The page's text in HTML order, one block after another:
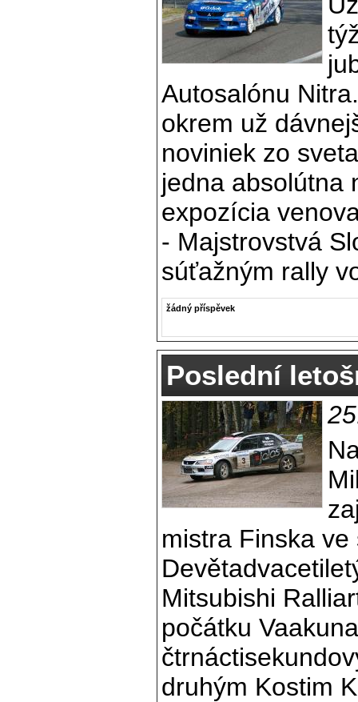
Autosalónu
okrem už
noviniek zo
jedna absolútna
expozícia
- Majstrovstvá
súťažným rally
žádný příspěvek
Poslední
mistra Finska ve
Mitsubishi
počátku
druhým Kostim